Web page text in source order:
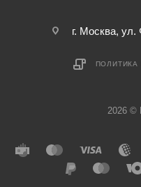
г. Москва, ул.
2026 ©